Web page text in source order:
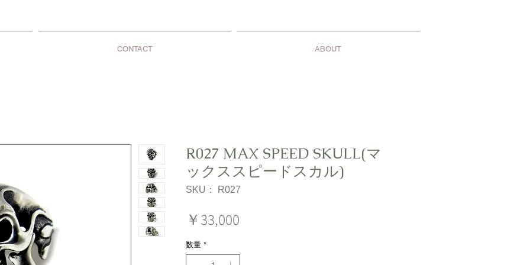
CONTACT ABOUT
R027 MAX SPEED SKULL(マ
ックススピードスカル)
SKU： R027
￥33,000
数量 *